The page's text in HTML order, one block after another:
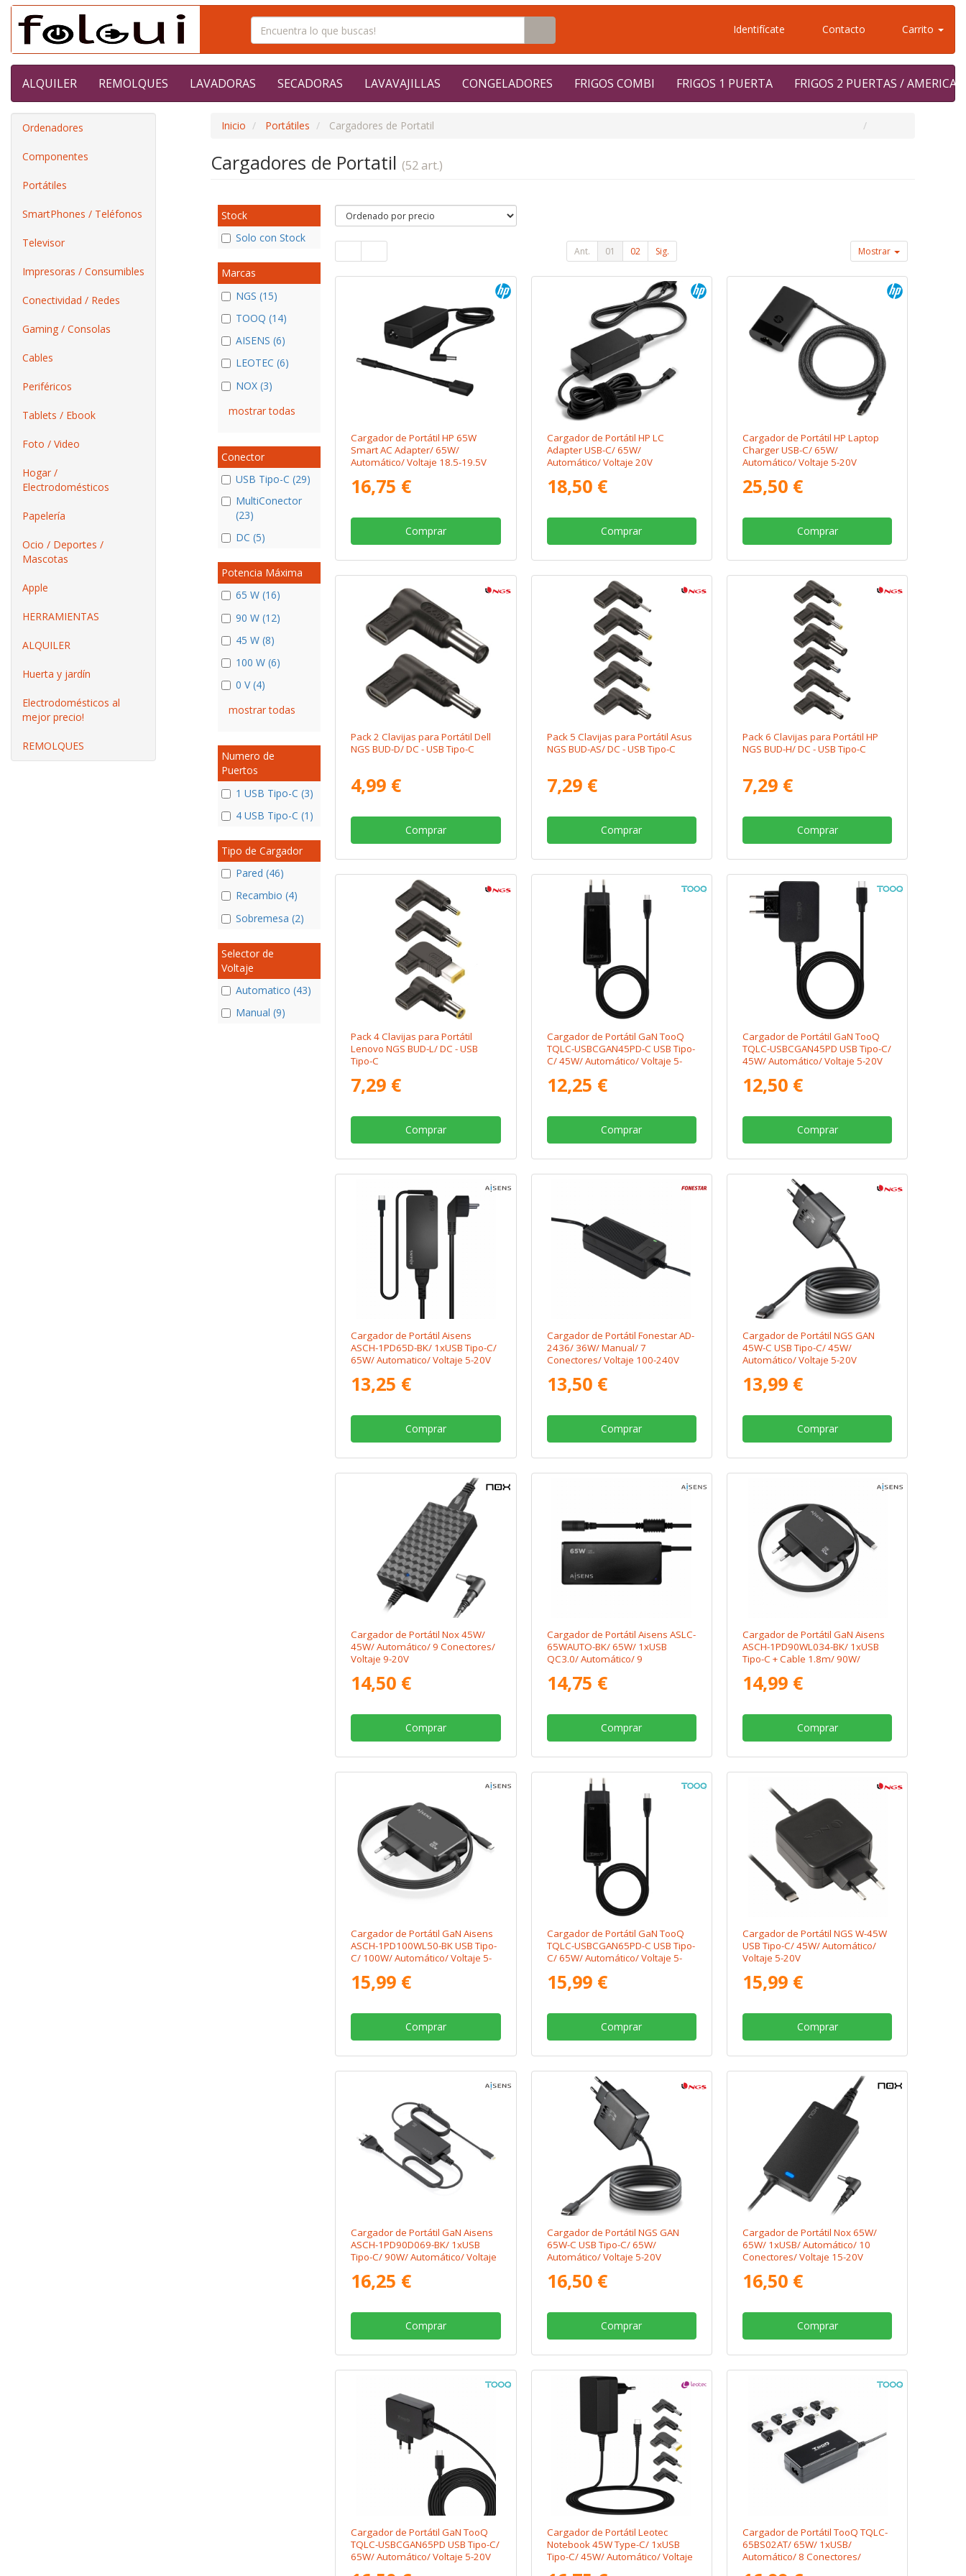
Identifícate Contacto Carrito
ALQUILER REMOLQUES LAVADORAS SECADORAS LAVAVAJILLAS CONGELADORES FRIGOS COMBI FRIGOS 1 PUERTA FRIGOS 2 PUERTAS /
Ordenadores
Componentes
Portátiles
SmartPhones / Teléfonos
Televisor
Impresoras / Consumibles
Conectividad / Redes
Gaming / Consolas
Cables
Periféricos
Tablets / Ebook
Foto / Video
Hogar /
Electrodomésticos
Papelería
Ocio / Deportes /
Mascotas
Apple
HERRAMIENTAS
ALQUILER
Huerta y jardín
Electrodomésticos al
mejor precio!
REMOLQUES
Inicio Portátiles Cargadores de Portatil
Cargadores de Portatil (52 art.)
Stock
Solo con Stock
Marcas
NGS (15)
TOOQ (14)
AISENS (6)
LEOTEC (6)
NOX (3)
mostrar todas
Conector
USB Tipo-C (29)
MultiConector
(23)
DC (5)
Potencia Máxima
65 W (16)
90 W (12)
45 W (8)
100 W (6)
0 V (4)
mostrar todas
Numero de
Puertos
1 USB Tipo-C (3)
4 USB Tipo-C (1)
Tipo de Cargador
Pared (46)
Recambio (4)
Sobremesa (2)
Selector de
Voltaje
Automatico (43)
Manual (9)
Ant. 01 02 Sig. Mostrar
Cargador de Portátil HP 65W
Smart AC Adapter/ 65W/
Automático/ Voltaje 18.5-19.5V
16,75 €
Comprar
Cargador de Portátil HP LC
Adapter USB-C/ 65W/
Automático/ Voltaje 20V
18,50 €
Comprar
Cargador de Portátil HP Laptop
Charger USB-C/ 65W/
Automático/ Voltaje 5-20V
25,50 €
Comprar
Pack 2 Clavijas para Portátil Dell
NGS BUD-D/ DC - USB Tipo-C
4,99 €
Comprar
Pack 5 Clavijas para Portátil Asus
NGS BUD-AS/ DC - USB Tipo-C
7,29 €
Comprar
Pack 6 Clavijas para Portátil HP
NGS BUD-H/ DC - USB Tipo-C
7,29 €
Comprar
Pack 4 Clavijas para Portátil
Lenovo NGS BUD-L/ DC - USB
Tipo-C
7,29 €
Comprar
Cargador de Portátil GaN TooQ
TQLC-USBCGAN45PD-C USB Tipo-
C/ 45W/ Automático/ Voltaje 5-
12,25 €
Comprar
Cargador de Portátil GaN TooQ
TQLC-USBCGAN45PD USB Tipo-C/
45W/ Automático/ Voltaje 5-20V
12,50 €
Comprar
Cargador de Portátil Aisens
ASCH-1PD65D-BK/ 1xUSB Tipo-C/
65W/ Automatico/ Voltaje 5-20V
13,25 €
Comprar
Cargador de Portátil Fonestar AD-
2436/ 36W/ Manual/ 7
Conectores/ Voltaje 100-240V
13,50 €
Comprar
Cargador de Portátil NGS GAN
45W-C USB Tipo-C/ 45W/
Automático/ Voltaje 5-20V
13,99 €
Comprar
Cargador de Portátil Nox 45W/
45W/ Automático/ 9 Conectores/
Voltaje 9-20V
14,50 €
Comprar
Cargador de Portátil Aisens ASLC-
65WAUTO-BK/ 65W/ 1xUSB
QC3.0/ Automático/ 9
14,75 €
Comprar
Cargador de Portátil GaN Aisens
ASCH-1PD90WL034-BK/ 1xUSB
Tipo-C + Cable 1.8m/ 90W/
14,99 €
Comprar
Cargador de Portátil GaN Aisens
ASCH-1PD100WL50-BK USB Tipo-
C/ 100W/ Automático/ Voltaje 5-
15,99 €
Comprar
Cargador de Portátil GaN TooQ
TQLC-USBCGAN65PD-C USB Tipo-
C/ 65W/ Automático/ Voltaje 5-
15,99 €
Comprar
Cargador de Portátil NGS W-45W
USB Tipo-C/ 45W/ Automático/
Voltaje 5-20V
15,99 €
Comprar
Cargador de Portátil GaN Aisens
ASCH-1PD90D069-BK/ 1xUSB
Tipo-C/ 90W/ Automático/ Voltaje
16,25 €
Comprar
Cargador de Portátil NGS GAN
65W-C USB Tipo-C/ 65W/
Automático/ Voltaje 5-20V
16,50 €
Comprar
Cargador de Portátil Nox 65W/
65W/ 1xUSB/ Automático/ 10
Conectores/ Voltaje 15-20V
16,50 €
Comprar
Cargador de Portátil GaN TooQ
TQLC-USBCGAN65PD USB Tipo-C/
65W/ Automático/ Voltaje 5-20V
Cargador de Portátil Leotec
Notebook 45W Type-C/ 1xUSB
Tipo-C/ 45W/ Automático/ Voltaje
Cargador de Portátil TooQ TQLC-
65BS02AT/ 65W/ 1xUSB/
Automático/ 8 Conectores/